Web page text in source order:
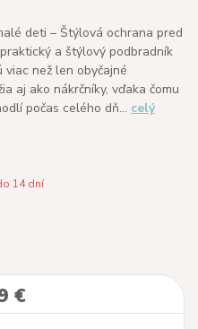
deti – Štýlová ochrana pred
a štýlový podbradník
než len obyčajné
aj ako nákrčníky, vďaka čomu
počas celého dň... celý
14 dní
€